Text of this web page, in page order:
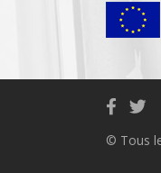
© Tous